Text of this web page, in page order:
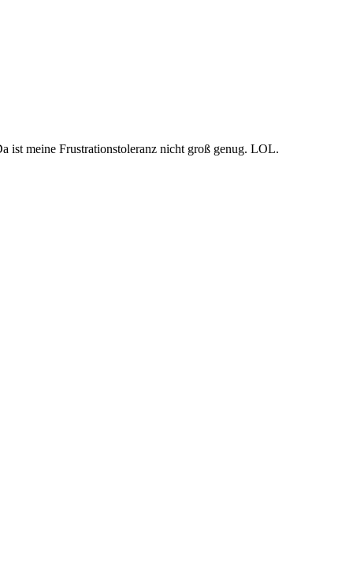
ist meine Frustrationstoleranz nicht groß genug. LOL.